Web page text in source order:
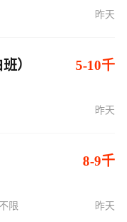
昨天
） 5-10千
昨天
8-9千
限 昨天